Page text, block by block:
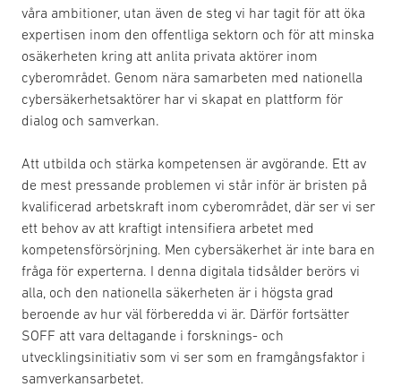
våra ambitioner, utan även de steg vi har tagit för att öka
expertisen inom den offentliga sektorn och för att minska
osäkerheten kring att anlita privata aktörer inom
cyberområdet. Genom nära samarbeten med nationella
cybersäkerhetsaktörer har vi skapat en plattform för
dialog och samverkan.
Att utbilda och stärka kompetensen är avgörande. Ett av
de mest pressande problemen vi står inför är bristen på
kvalificerad arbetskraft inom cyberområdet, där ser vi ser
ett behov av att kraftigt intensifiera arbetet med
kompetensförsörjning. Men cybersäkerhet är inte bara en
fråga för experterna. I denna digitala tidsålder berörs vi
alla, och den nationella säkerheten är i högsta grad
beroende av hur väl förberedda vi är. Därför fortsätter
SOFF att vara deltagande i forsknings- och
utvecklingsinitiativ som vi ser som en framgångsfaktor i
samverkansarbetet.